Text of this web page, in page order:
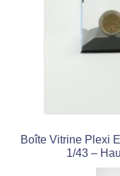
Boîte Vitrine Plexi
1/43 –